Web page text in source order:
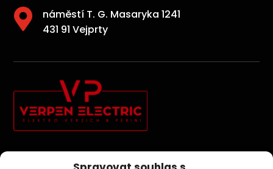

náměstí T. G. Masaryka 1241
431 91 Vejprty